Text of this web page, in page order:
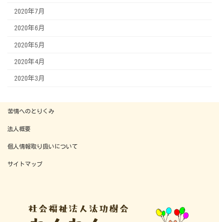
2020年7月
2020年6月
2020年5月
2020年4月
2020年3月
苦情へのとりくみ
法人概要
個人情報取り扱いについて
サイトマップ